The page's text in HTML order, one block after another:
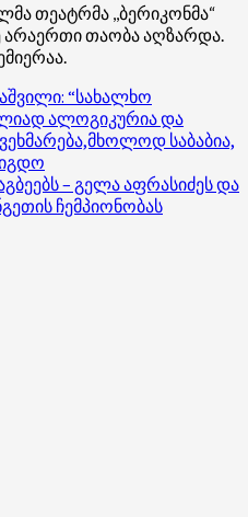
თეატრმა ,,ბერიკონმა“
არაერთი თაობა აღზარდა.
“სახალხო
ალოგიკურია და
საბაბია,
– გელა აფრასიძეს და
ჩემპიონობას